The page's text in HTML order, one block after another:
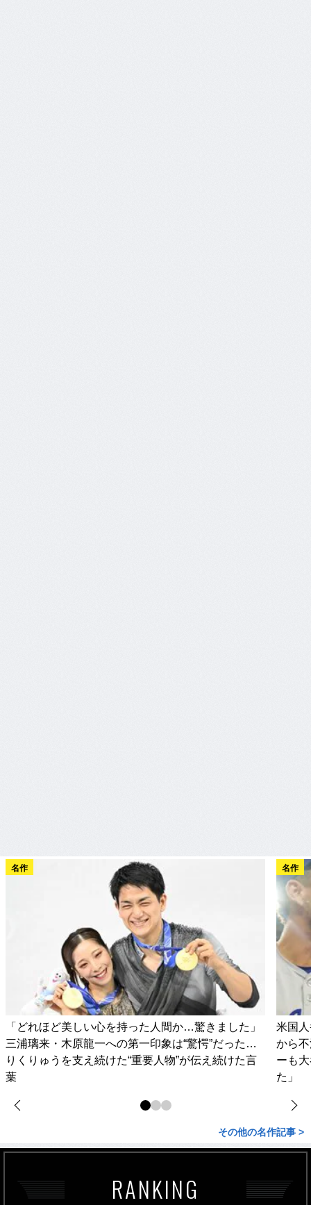
名作
「どれほど美しい心を持った人間か…驚きました」
三浦璃来・木原龍一への第一印象は“驚愕”だった…
りくりゅうを支え続けた“重要人物”が伝え続けた言
葉
名作
米国
から
ーも
た」
その他の名作記事 >
RANKING